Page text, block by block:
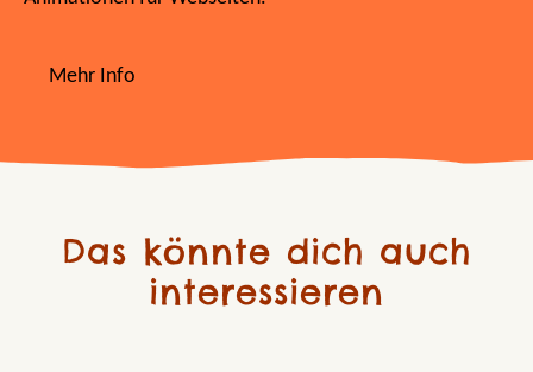
Mehr Info
Das könnte dich auch
interessieren